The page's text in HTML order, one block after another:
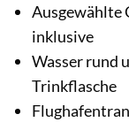
Ausgewählte
inklusive
Wasser rund
Trinkflasche